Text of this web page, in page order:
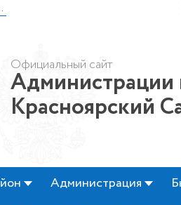
Официальный сайт
Администрации
Красноярский
Администрация